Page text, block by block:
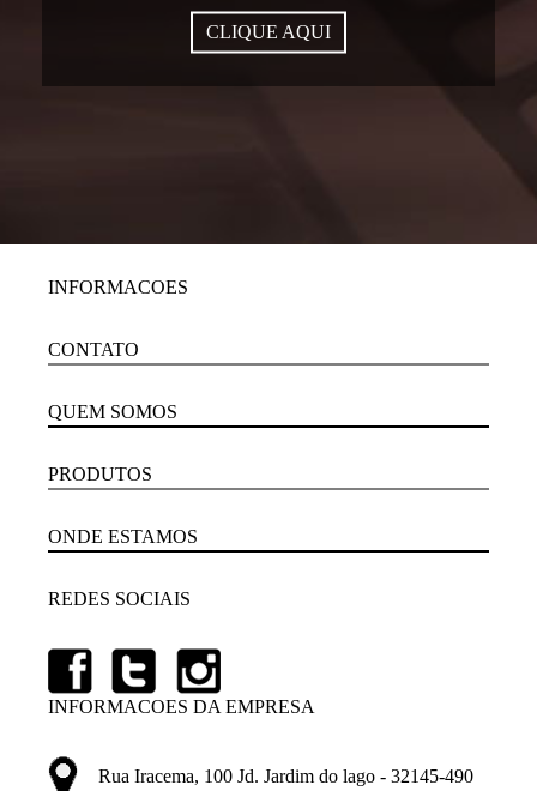
CLIQUE AQUI
INFORMACOES
CONTATO
QUEM SOMOS
PRODUTOS
ONDE ESTAMOS
REDES SOCIAIS
INFORMACOES DA EMPRESA
Rua Iracema, 100 Jd. Jardim do lago - 32145-490